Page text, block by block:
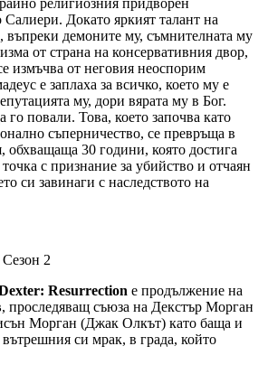
религиозния придворен
Докато яркият талант на
въпреки демоните му, съмнителната му
от страна на консервативния двор,
измъчва от неговия неоспорим
е заплаха за всичко, което му е
му, дори вярата му в Бог.
го повали. Това, което започва като
съперничество, се превръща в
обхващаща 30 години, която достига
с признание за убийство и отчаян
си завинаги с наследството на
Сезон 2
Resurrection е продължение на
, проследяващ съюза на Декстър Морган
Морган (Джак Олкът) като баща и
си мрак, в града, който